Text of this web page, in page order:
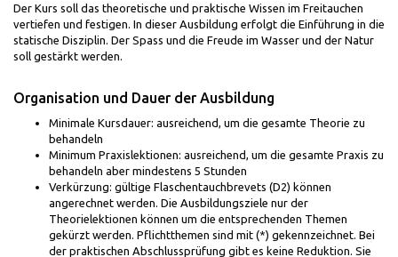
Der Kurs soll das theoretische und praktische Wissen im Freitauchen
vertiefen und festigen. In dieser Ausbildung erfolgt die Einführung in die
statische Disziplin. Der Spass und die Freude im Wasser und der Natur
soll gestärkt werden.
Organisation und Dauer der Ausbildung
Minimale Kursdauer: ausreichend, um die gesamte Theorie zu
behandeln
Minimum Praxislektionen: ausreichend, um die gesamte Praxis zu
behandeln aber mindestens 5 Stunden
Verkürzung: gültige Flaschentauchbrevets (D2) können
angerechnet werden. Die Ausbildungsziele nur der
Theorielektionen können um die entsprechenden Themen
gekürzt werden. Pflichtthemen sind mit (*) gekennzeichnet. Bei
der praktischen Abschlussprüfung gibt es keine Reduktion. Sie